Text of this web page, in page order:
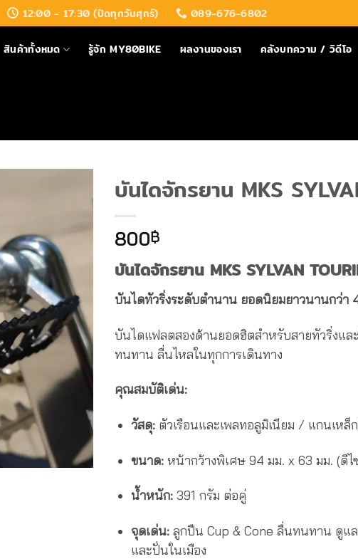
12:00 - 17:30 (ปิดทุกวันศุกร์) 089-676-6802
สินค้าทั้งหมด รู้จัก MY80BIKE ผลงานของเรา
คลังบทความ / วิดีโอ
บันไดจักรยาน MKS
800฿
บันไดจักรยาน MKS SYLVAN
บันไดทัวริ่งระดับตำนาน ยอดนิยมยาวนานกว่า
บันไดแฟลตสองด้านยอดฮิตสำหรับสายทัวริ่งแ
ทนทาน ลื่นไหลในทุกการเดินทาง
คุณสมบัติเด่น:
วัสดุ:ตัวเรือนและเพลทอลูมิเนียม / แกนเหล็
ขนาด:หน้ากว้างพิเศษ 94 มม. x 63 มม. (ดีไ
น้ำหนัก:391 กรัม ต่อคู่
จุดเด่น:ลูกปืน Cup & Cone ลื่นทนทาน ดูแล
และปั่นในเมือง